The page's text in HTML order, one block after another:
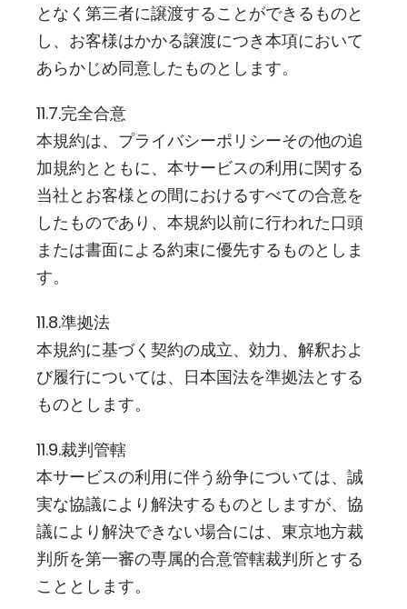
となく第三者に譲渡することができるものと
し、お客様はかかる譲渡につき本項において
あらかじめ同意したものとします。
11.7.完全合意
本規約は、プライバシーポリシーその他の追
加規約とともに、本サービスの利用に関する
当社とお客様との間におけるすべての合意を
したものであり、本規約以前に行われた口頭
または書面による約束に優先するものとしま
す。
11.8.準拠法
本規約に基づく契約の成立、効力、解釈およ
び履行については、日本国法を準拠法とする
ものとします。
11.9.裁判管轄
本サービスの利用に伴う紛争については、誠
実な協議により解決するものとしますが、協
議により解決できない場合には、東京地方裁
判所を第一審の専属的合意管轄裁判所とする
こととします。